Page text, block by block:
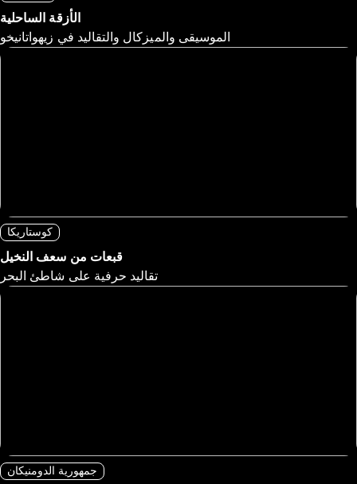
الأزقة الساحلية
الموسيقى والميزكال والتقاليد في زيهواتانيخو
كوستاريكا
قبعات من سعف النخيل
تقاليد حرفية على شاطئ البحر
جمهورية الدومنيكان